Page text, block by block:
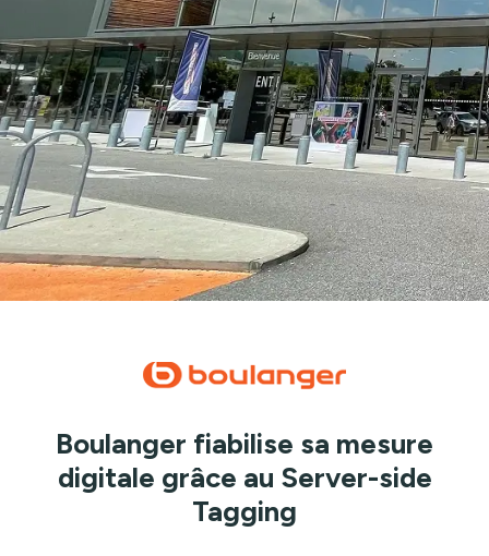
Boulanger fiabilise sa mesure
digitale grâce au Server-side
Tagging